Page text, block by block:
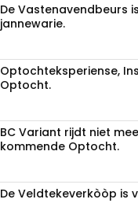
De Vastenavendbeurs
jannewarie.
Optochteksperiense,
Optocht.
BC Variant rijdt niet
kommende Optocht.
De Veldtekeverkòòp is